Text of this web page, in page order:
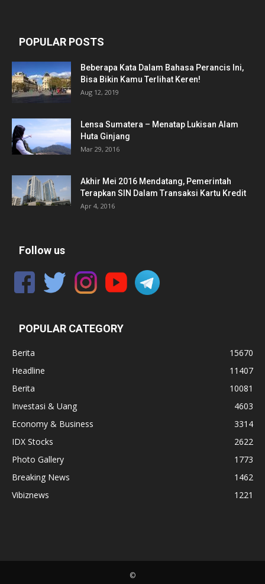
POPULAR POSTS
Beberapa Kata Dalam Bahasa Perancis Ini,
Bisa Bikin Kamu Terlihat Keren!
Aug 12, 2019
Lensa Sumatera – Menatap Lukisan Alam
Huta Ginjang
Mar 29, 2016
Akhir Mei 2016 Mendatang, Pemerintah
Terapkan SIN Dalam Transaksi Kartu Kredit
Apr 4, 2016
Follow us
POPULAR CATEGORY
Berita
15670
Headline
11407
Berita
10081
Investasi & Uang
4603
Economy & Business
3314
IDX Stocks
2622
Photo Gallery
1773
Breaking News
1462
Vibiznews
1221
©